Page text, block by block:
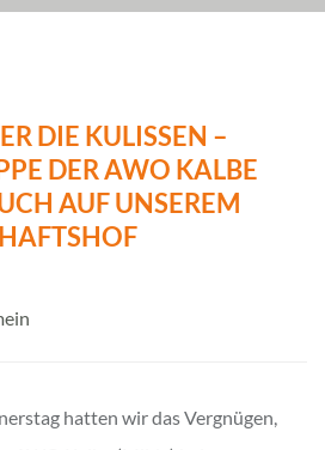
DIE KULISSEN –
DER AWO KALBE
AUF UNSEREM
hatten wir das Vergnügen,